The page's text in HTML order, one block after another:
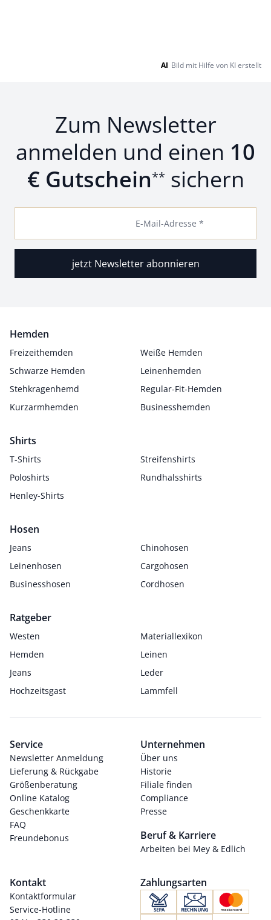
AI Bild mit Hilfe von KI erstellt
Zum Newsletter
anmelden und einen 10
€ Gutschein** sichern
E-Mail-Adresse *
jetzt Newsletter abonnieren
Hemden
Freizeithemden
Weiße Hemden
Schwarze Hemden
Leinenhemden
Stehkragenhemd
Regular-Fit-Hemden
Kurzarmhemden
Businesshemden
Shirts
T-Shirts
Streifenshirts
Poloshirts
Rundhalsshirts
Henley-Shirts
Hosen
Jeans
Chinohosen
Leinenhosen
Cargohosen
Businesshosen
Cordhosen
Ratgeber
Westen
Materiallexikon
Hemden
Leinen
Jeans
Leder
Hochzeitsgast
Lammfell
Service
Newsletter Anmeldung
Lieferung & Rückgabe
Größenberatung
Online Katalog
Geschenkkarte
FAQ
Freundebonus
Unternehmen
Über uns
Historie
Filiale finden
Compliance
Presse
Beruf & Karriere
Arbeiten bei Mey & Edlich
Kontakt
Kontaktformular
Service-Hotline
Zahlungsarten